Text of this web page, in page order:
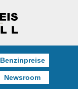
Benzinpreise
Newsroom